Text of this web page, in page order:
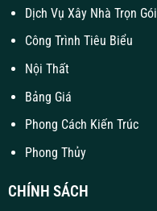
Dịch Vụ Xây Nhà Trọn Gói
Công Trình Tiêu Biểu
Nội Thất
Bảng Giá
Phong Cách Kiến Trúc
Phong Thủy
CHÍNH SÁCH